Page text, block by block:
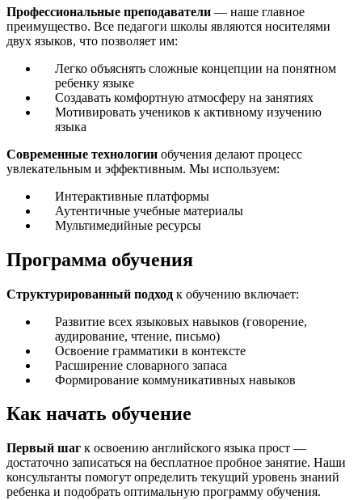
Профессиональные преподаватели — наше главное
преимущество. Все педагоги школы являются носителями
двух языков, что позволяет им:
Легко объяснять сложные концепции на понятном
ребенку языке
Создавать комфортную атмосферу на занятиях
Мотивировать учеников к активному изучению
языка
Современные технологии обучения делают процесс
увлекательным и эффективным. Мы используем:
Интерактивные платформы
Аутентичные учебные материалы
Мультимедийные ресурсы
Программа обучения
Структурированный подход к обучению включает:
Развитие всех языковых навыков (говорение,
аудирование, чтение, письмо)
Освоение грамматики в контексте
Расширение словарного запаса
Формирование коммуникативных навыков
Как начать обучение
Первый шаг к освоению английского языка прост —
достаточно записаться на бесплатное пробное занятие. Наши
консультанты помогут определить текущий уровень знаний
ребенка и подобрать оптимальную программу обучения.